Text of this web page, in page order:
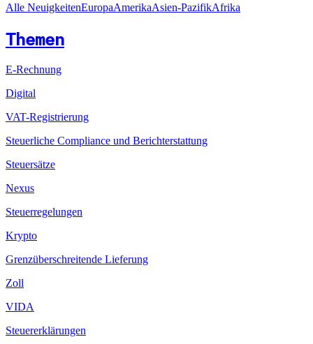
Alle NeuigkeitenEuropaAmerikaAsien-PazifikAfrika
Themen
E-Rechnung
Digital
VAT-Registrierung
Steuerliche Compliance und Berichterstattung
Steuersätze
Nexus
Steuerregelungen
Krypto
Grenzüberschreitende Lieferung
Zoll
VIDA
Steuererklärungen